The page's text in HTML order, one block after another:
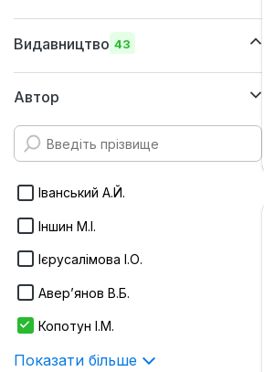
тверда
англійська
170х260 мм
170х240 мм
Показати більше
Видавництво 43
Infotropic Media
Автор
Іванський А.Й.
Іншин М.І.
Ієрусалімова І.О.
Авер’янов В.Б.
Копотун І.М.
Показати більше